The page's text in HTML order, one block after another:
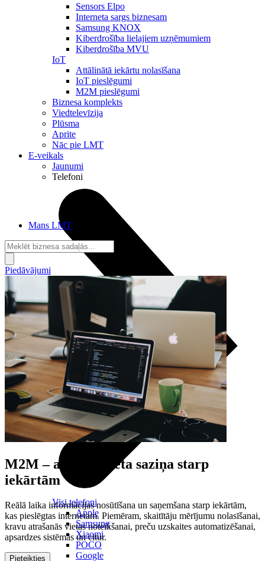
Sensors Elpo
Interneta sargs biznesam
Samsung KNOX
Kiberdrošība lielajiem uzņēmumiem
Kiberdrošība MVU
IoT
Attālinātā iekārtu nolasīšana
IoT pieslēgumi
M2M pieslēgumi
Biznesa komplekts
Viedtelevīzija
Plūsma
Aprite
Nāc pie LMT
E-veikals
Jaunumi
Telefoni
Visi telefoni
Apple
Samsung
Xiaomi
POCO
Google
Mans LMT
Piedāvājumi
M2M – automatizēta saziņa starp
iekārtām
Reālā laika informācijas nosūtīšana un saņemšana starp iekārtām,
kas pieslēgtas internetam. Piemēram, skaitītāju mērījumu nolasīšanai,
kravu atrašanās vietas noteikšanai, preču uzskaites automatizēšanai,
apsardzes sistēmās un citur.
Pieteikties